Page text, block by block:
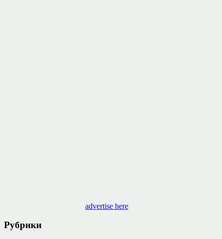
advertise here
Рубрики